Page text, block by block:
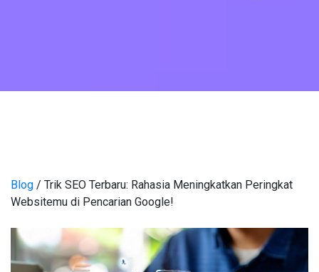
Blog / Trik SEO Terbaru: Rahasia Meningkatkan Peringkat
Websitemu di Pencarian Google!